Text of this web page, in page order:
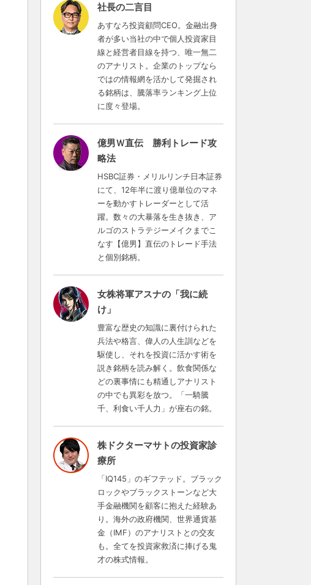
社長の二言目
あすなろ投資顧問CEO。金融出身
者が多い当社の中で個人投資家目
線と経営者目線を持つ、唯一無二
のアナリスト。企業のトップなら
ではの情報網を活かして発掘され
る銘柄は、騰落率ランキング上位
に度々登場。
億男Ｗ直伝 勝利トレード攻
略法
HSBC証券・メリルリンチ日本証券
にて、12年半に渡り億単位のマネ
ーを動かすトレーダーとして活
躍。数々の大暴落を生き抜き、ア
ルゴのストラテジーメイクまでこ
なす【億男】直伝のトレード手法
と個別銘柄。
女株将軍アスナの「我に続
け」
豊富な歴史の知識に裏付けられた
兵法や格言、偉人の人生訓などを
駆使し、それを投資に活かす術を
説き銘柄を読み解く。飲食関係な
どの裏事情にも精通しアナリスト
の中でも異彩を放つ。「一騎騰
千、利食い千人力」が座右の銘。
株ドクターマサトの投資家診
療所
「IQ145」のギフテッド。ブラック
ロックやブラックストーンなど大
手金融機関を顧客に抱えた経験あ
り。海外の政府機関、世界通貨基
金（IMF）のアナリストとの交友
も。全てを投資家救済に捧げる鬼
才の株式情報。